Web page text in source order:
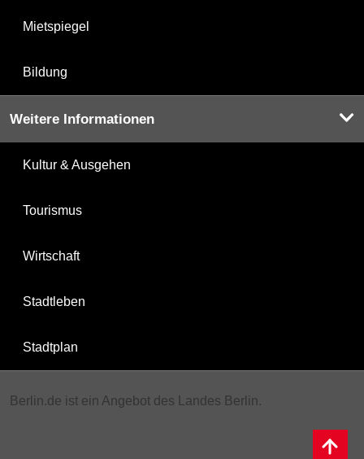
Mietspiegel
Bildung
Weitere Informationen
Kultur & Ausgehen
Tourismus
Wirtschaft
Stadtleben
Stadtplan
Berlin.de ist ein Angebot des Landes Berlin.